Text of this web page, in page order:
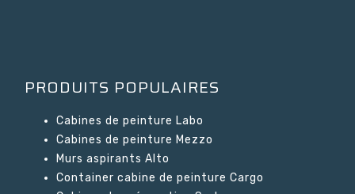
PRODUITS POPULAIRES
Cabines de peinture Labo
Cabines de peinture Mezzo
Murs aspirants Alto
Container cabine de peinture Cargo